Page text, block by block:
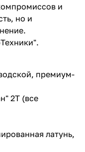
и
но и
премиум-
2Т (все
латунь,